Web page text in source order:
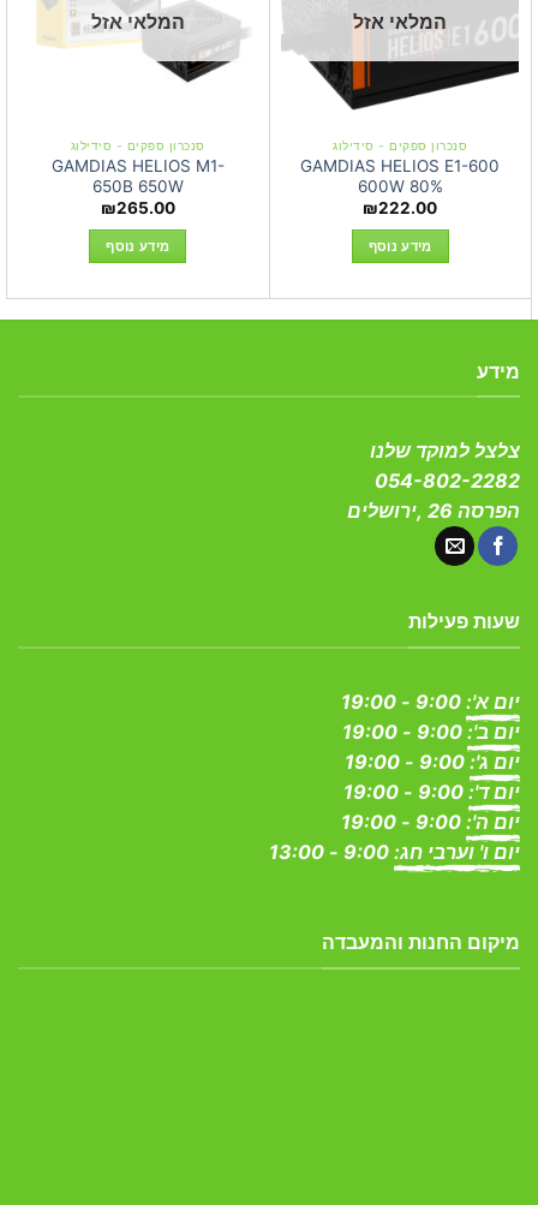
המלאי אזל
סנכרון ספקים - סידילוג
GAMDIAS HELIOS E1-600
600W 80%
₪222.00
מידע נוסף
המלאי אזל
סנכרון ספקים - סידילוג
GAMDIAS HELIOS M1-
650B 650W
₪265.00
מידע נוסף
מידע
צלצל למוקד שלנו
054-802-2282
הפרסה 26 ,ירושלים
שעות פעילות
יום א':
יום ב':
יום ג':
יום ד':
יום ה':
יום ו' וערבי חג:
מיקום החנות והמעבדה